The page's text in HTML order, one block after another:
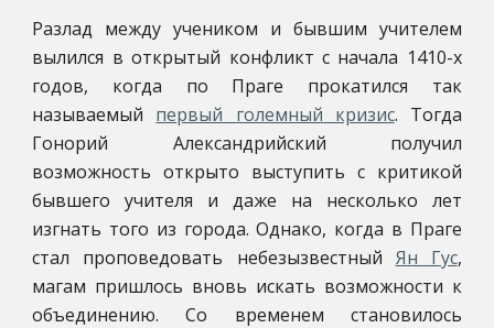
Разлад между учеником и бывшим учителем
вылился в открытый конфликт с начала 1410-х
годов, когда по Праге прокатился так
называемый первый големный кризис. Тогда
Гонорий Александрийский получил
возможность открыто выступить с критикой
бывшего учителя и даже на несколько лет
изгнать того из города. Однако, когда в Праге
стал проповедовать небезызвестный Ян Гус,
магам пришлось вновь искать возможности к
объединению. Со временем становилось